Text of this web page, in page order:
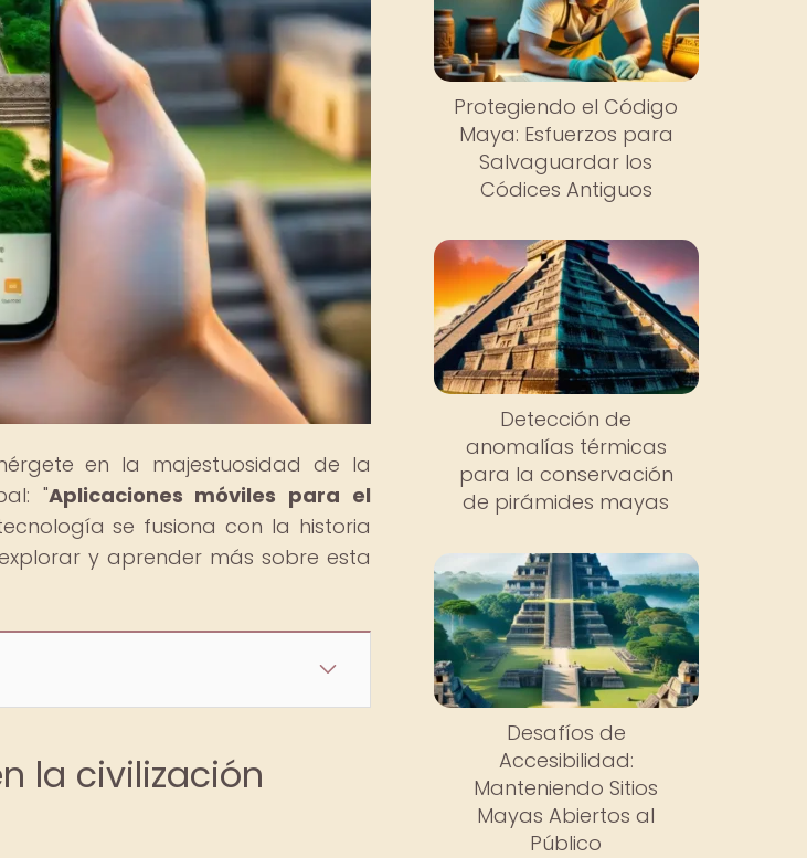
en la majestuosidad de la
"Aplicaciones móviles para el
se fusiona con la historia
y aprender más sobre esta
la civilización
Protegiendo el Código
Maya: Esfuerzos para
Salvaguardar los
Códices Antiguos
Detección de
anomalías térmicas
para la conservación
de pirámides mayas
Desafíos de
Accesibilidad:
Manteniendo Sitios
Mayas Abiertos al
Público